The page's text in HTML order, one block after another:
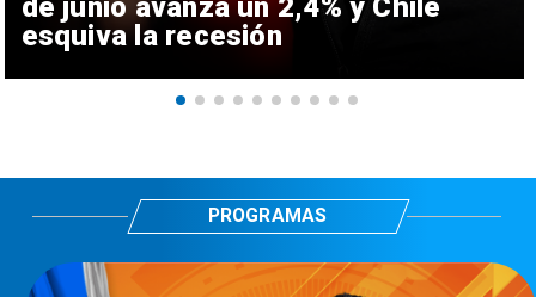
de junio avanza un 2,4% y Chile
esquiva la recesión
PROGRAMAS